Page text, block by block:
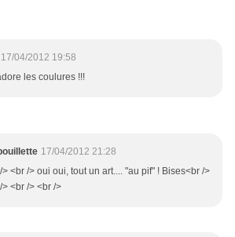
17/04/2012 19:58
les coulures !!!
17/04/2012 21:28
> <br /> oui oui, tout un art.... "au pif" ! Bises<br />
> <br /> <br />